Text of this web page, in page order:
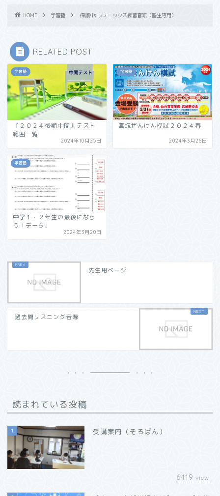
HOME 学習塾 保護中: フォニックス練習音源（塾生専用）
RELATED POST
学習塾
『２０２４後期中間』テスト
範囲一覧
2024年10月25日
学習塾
宮城ぜんけん模試２０２４春
2024年3月26日
学習塾
中学１・２年生の最後になら
う「データ」
2024年3月20日
先生用ページ
過去問リスニング音源
読まれている投稿
1 受講案内（そろばん）
6419 view